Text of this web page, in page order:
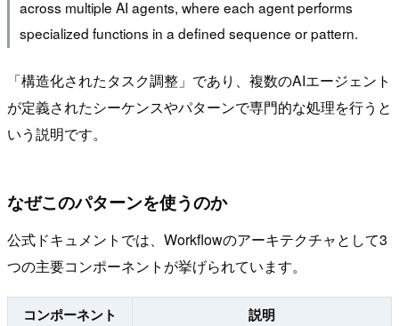
across multiple AI agents, where each agent performs
specialized functions in a defined sequence or pattern.
「構造化されたタスク調整」であり、複数のAIエージェント
が定義されたシーケンスやパターンで専門的な処理を行うと
いう説明です。
なぜこのパターンを使うのか
公式ドキュメントでは、Workflowのアーキテクチャとして3
つの主要コンポーネントが挙げられています。
コンポーネント 説明